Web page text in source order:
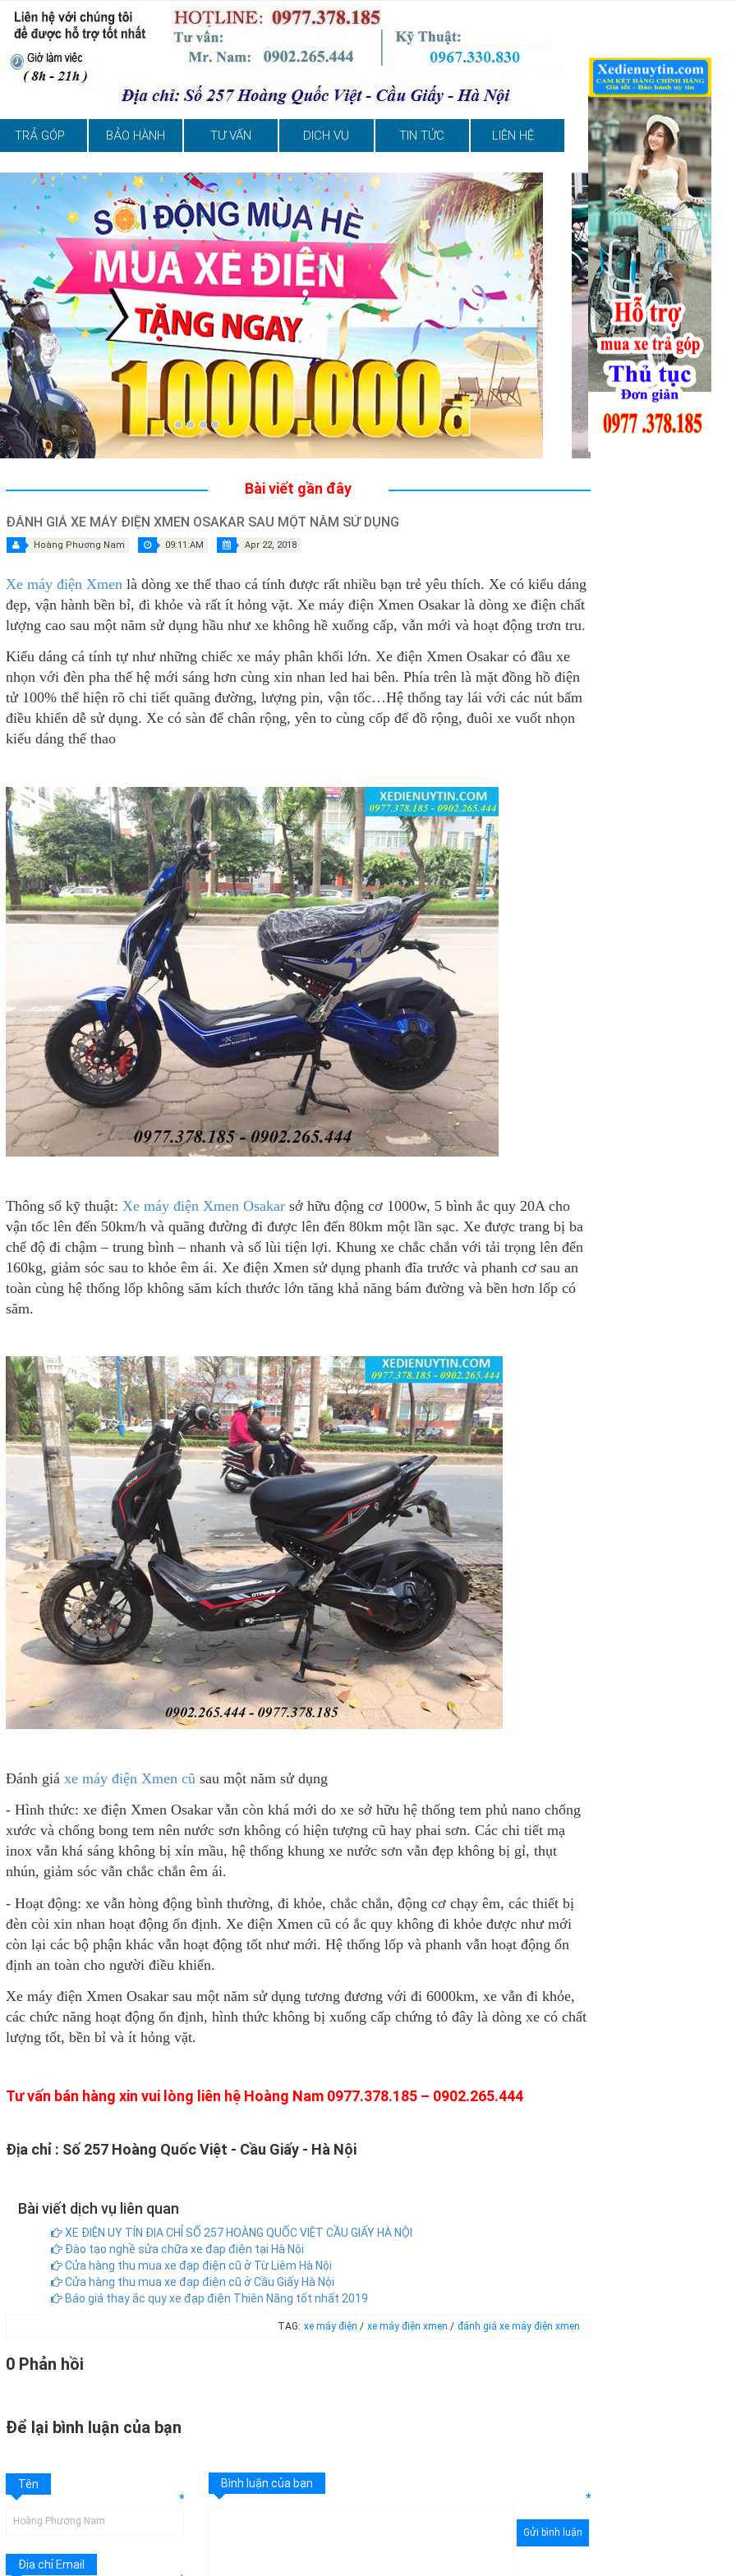
TRẢ GÓP BẢO HÀNH TƯ VẤN DỊCH VỤ TIN TỨC LIÊN HỆ
Bài viết gần đây
ĐÁNH GIÁ XE MÁY ĐIỆN XMEN OSAKAR SAU MỘT NĂM SỬ DỤNG
Hoàng Phương Nam 09:11:AM Apr 22, 2018
Xe máy điện Xmenlà dòng xe thể thao cá tính được rất nhiều bạn trẻ yêu thích. Xe có kiểu dáng
đẹp, vận hành bền bỉ, đi khỏe và rất ít hỏng vặt. Xe máy điện Xmen Osakar là dòng xe điện chất
lượng cao sau một năm sử dụng hầu như xe không hề xuống cấp, vẫn mới và hoạt động trơn tru.
Kiểu dáng cá tính tự như những chiếc xe máy phân khối lớn. Xe điện Xmen Osakar có đầu xe
nhọn với đèn pha thế hệ mới sáng hơn cùng xin nhan led hai bên. Phía trên là mặt đồng hồ điện
tử 100% thể hiện rõ chi tiết quãng đường, lượng pin, vận tốc…Hệ thống tay lái với các nút bấm
điều khiển dễ sử dụng. Xe có sàn để chân rộng, yên to cùng cốp để đồ rộng, đuôi xe vuốt nhọn
kiểu dáng thể thao
Thông số kỹ thuật: Xe máy điện Xmen Osakarsở hữu động cơ 1000w, 5 bình ắc quy 20A cho
vận tốc lên đến 50km/h và quãng đường đi được lên đến 80km một lần sạc. Xe được trang bị ba
chế độ đi chậm – trung bình – nhanh và số lùi tiện lợi. Khung xe chắc chắn với tải trọng lên đến
160kg, giảm sóc sau to khỏe êm ái. Xe điện Xmen sử dụng phanh đĩa trước và phanh cơ sau an
toàn cùng hệ thống lốp không săm kích thước lớn tăng khả năng bám đường và bền hơn lốp có
săm.
Đánh giá xe máy điện Xmen cũ sau một năm sử dụng
- Hình thức: xe điện Xmen Osakar vẫn còn khá mới do xe sở hữu hệ thống tem phủ nano chống
xước và chống bong tem nên nước sơn không có hiện tượng cũ hay phai sơn. Các chi tiết mạ
inox vẫn khá sáng không bị xỉn mầu, hệ thống khung xe nước sơn vẫn đẹp không bị gỉ, thụt
nhún, giảm sóc vẫn chắc chắn êm ái.
- Hoạt động: xe vẫn hòng động bình thường, đi khỏe, chắc chắn, động cơ chạy êm, các thiết bị
đèn còi xin nhan hoạt động ổn định. Xe điện Xmen cũ có ắc quy không đi khỏe được như mới
còn lại các bộ phận khác vẫn hoạt động tốt như mới. Hệ thống lốp và phanh vẫn hoạt động ổn
định an toàn cho người điều khiển.
Xe máy điện Xmen Osakar sau một năm sử dụng tương đương với đi 6000km, xe vẫn đi khỏe,
các chức năng hoạt động ổn định, hình thức không bị xuống cấp chứng tỏ đây là dòng xe có chất
lượng tốt, bền bỉ và ít hỏng vặt.
Tư vấn bán hàng xin vui lòng liên hệ Hoàng Nam 0977.378.185 – 0902.265.444
Địa chỉ : Số 257 Hoàng Quốc Việt - Cầu Giấy - Hà Nội
Bài viết dịch vụ liên quan
XE ĐIỆN UY TÍN ĐỊA CHỈ SỐ 257 HOÀNG QUỐC VIỆT CẦU GIẤY HÀ NỘI
Đào tạo nghề sửa chữa xe đạp điện tại Hà Nội
Cửa hàng thu mua xe đạp điện cũ ở Từ Liêm Hà Nội
Cửa hàng thu mua xe đạp điện cũ ở Cầu Giấy Hà Nội
Báo giá thay ắc quy xe đạp điện Thiên Năng tốt nhất 2019
TAG: xe máy điện / xe máy điện xmen / đánh giá xe máy điện xmen
0 Phản hồi
Để lại bình luận của bạn
Tên
*
Địa chỉ Email
Bình luận của bạn
*